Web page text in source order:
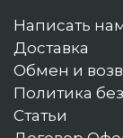
Написать
Доставка
Обмен и
Политика
Статьи